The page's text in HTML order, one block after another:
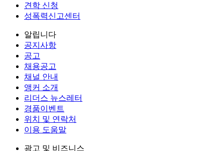
견학 신청
성폭력신고센터
알립니다
공지사항
공고
채용공고
채널 안내
앵커 소개
리더스 뉴스레터
경품이벤트
위치 및 연락처
이용 도움말
광고 및 비즈니스